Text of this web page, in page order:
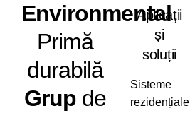
Environmental
Primă
durabilă
Grupde
Aplicații
și
soluții
Sisteme
rezidențiale